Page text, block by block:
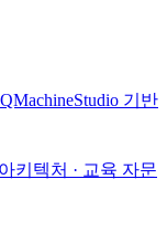
기반
키텍처 · 교육 자문